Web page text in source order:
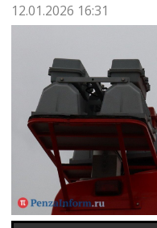
12.01.2026 16:31